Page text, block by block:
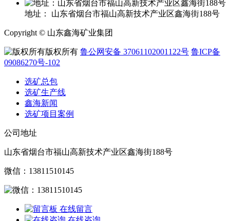
地址： 山东省烟台市福山高新技术产业区鑫海街188号
Copyright © 山东鑫海矿业集团
版权所有 鲁公网安备 37061102001122号 鲁ICP备
09086270号-102
选矿总包
选矿生产线
鑫海新闻
选矿项目案例
公司地址
山东省烟台市福山高新技术产业区鑫海街188号
微信：13811510145
在线留言